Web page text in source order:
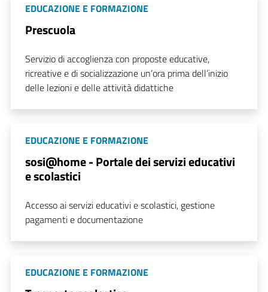
EDUCAZIONE E FORMAZIONE
Prescuola
Servizio di accoglienza con proposte educative,
ricreative e di socializzazione un’ora prima dell’inizio
delle lezioni e delle attività didattiche
EDUCAZIONE E FORMAZIONE
sosi@home - Portale dei servizi educativi
e scolastici
Accesso ai servizi educativi e scolastici, gestione
pagamenti e documentazione
EDUCAZIONE E FORMAZIONE